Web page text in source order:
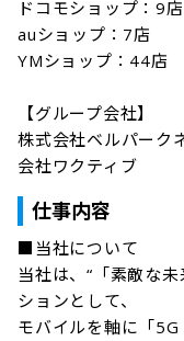
ドコモショップ：9店
auショップ：7店
YMショップ：44店
【グループ会社】
株式会社ベルパーク
会社ワクティブ
仕事内容
■当社について
当社は、“「素敵な
ションとして、
モバイルを軸に「